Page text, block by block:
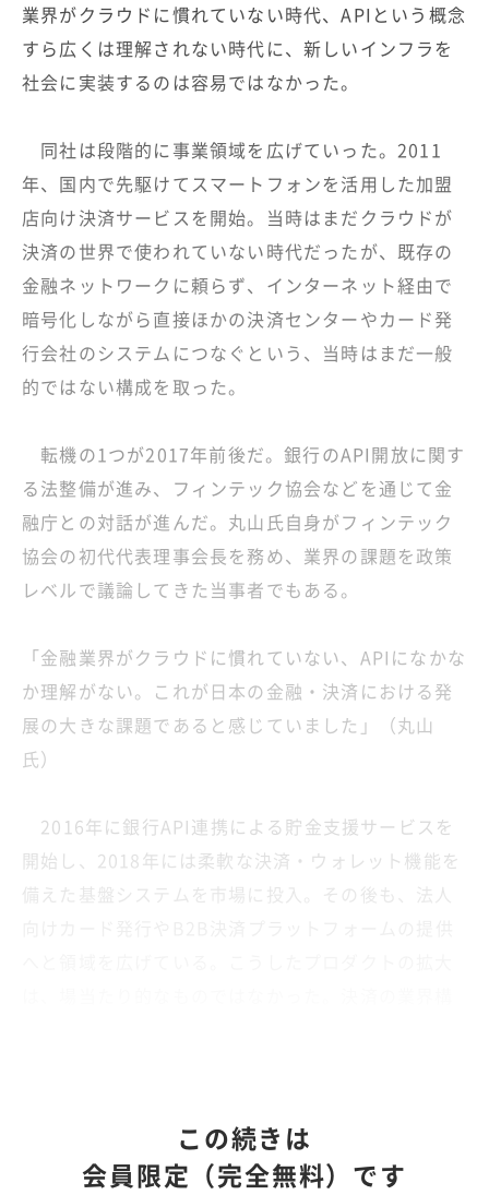
業界がクラウドに慣れていない時代、APIという概念
すら広くは理解されない時代に、新しいインフラを
社会に実装するのは容易ではなかった。
同社は段階的に事業領域を広げていった。2011
年、国内で先駆けてスマートフォンを活用した加盟
店向け決済サービスを開始。当時はまだクラウドが
決済の世界で使われていない時代だったが、既存の
金融ネットワークに頼らず、インターネット経由で
暗号化しながら直接ほかの決済センターやカード発
行会社のシステムにつなぐという、当時はまだ一般
的ではない構成を取った。
転機の1つが2017年前後だ。銀行のAPI開放に関す
る法整備が進み、フィンテック協会などを通じて金
融庁との対話が進んだ。丸山氏自身がフィンテック
協会の初代代表理事会長を務め、業界の課題を政策
レベルで議論してきた当事者でもある。
「金融業界がクラウドに慣れていない、APIになかな
か理解がない。これが日本の金融・決済における発
展の大きな課題であると感じていました」（丸山
氏）
2016年に銀行API連携による貯金支援サービスを
開始し、2018年には柔軟な決済・ウォレット機能を
備えた基盤システムを市場に投入。その後も、法人
この続きは
会員限定（完全無料）です